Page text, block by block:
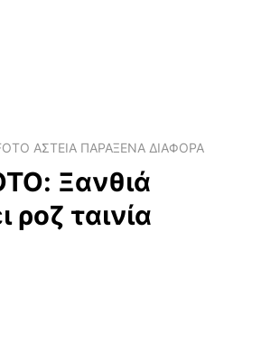
ΑΣΤΕΙΑ ΠΑΡΑΞΕΝΑ ΔΙΑΦΟΡΑ
Ξανθιά
ροζ ταινία